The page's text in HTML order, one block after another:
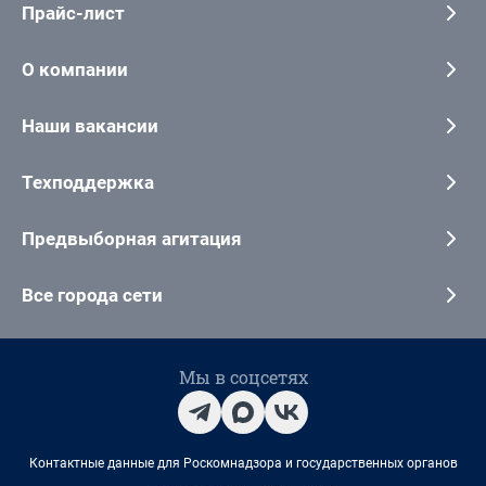
Прайс-лист
О компании
Наши вакансии
Техподдержка
Предвыборная агитация
Все города сети
Мы в соцсетях
Контактные данные для Роскомнадзора и государственных органов